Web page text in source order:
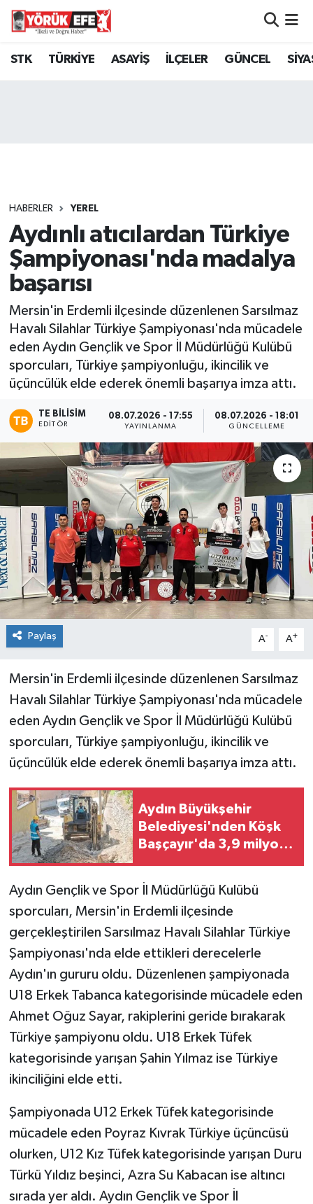
STK TÜRKİYE ASAYİŞ İLÇELER GÜNCEL
HABERLER YEREL
Aydınlı atıcılardan Türkiye
Şampiyonası'nda madalya
başarısı
Mersin'in Erdemli ilçesinde düzenlenen Sarsılmaz
Havalı Silahlar Türkiye Şampiyonası'nda mücadele
eden Aydın Gençlik ve Spor İl Müdürlüğü Kulübü
sporcuları, Türkiye şampiyonluğu, ikincilik ve
üçüncülük elde ederek önemli başarıya imza attı.
TE BILISIM
EDITÖR
08.07.2026 - 17:55
YAYINLANMA
08.07.2026 - 18:01
GÜNCELLEME
Paylaş A- A+
Mersin'in Erdemli ilçesinde düzenlenen Sarsılmaz
Havalı Silahlar Türkiye Şampiyonası'nda mücadele
eden Aydın Gençlik ve Spor İl Müdürlüğü Kulübü
sporcuları, Türkiye şampiyonluğu, ikincilik ve
üçüncülük elde ederek önemli başarıya imza attı.
Aydın Büyükşehir
Belediyesi'nden Köşk
Başçayır'da 3,9 milyon
Aydın Gençlik ve Spor İl Müdürlüğü Kulübü
sporcuları, Mersin'in Erdemli ilçesinde
gerçekleştirilen Sarsılmaz Havalı Silahlar Türkiye
Şampiyonası'nda elde ettikleri derecelerle
Aydın'ın gururu oldu. Düzenlenen şampiyonada
U18 Erkek Tabanca kategorisinde mücadele eden
Ahmet Oğuz Sayar, rakiplerini geride bırakarak
Türkiye şampiyonu oldu. U18 Erkek Tüfek
kategorisinde yarışan Şahin Yılmaz ise Türkiye
ikinciliğini elde etti.
Şampiyonada U12 Erkek Tüfek kategorisinde
mücadele eden Poyraz Kıvrak Türkiye üçüncüsü
olurken, U12 Kız Tüfek kategorisinde yarışan Duru
Türkü Yıldız beşinci, Azra Su Kabacan ise altıncı
sırada yer aldı. Aydın Gençlik ve Spor İl
Aydın Nöbetçi Eczaneler
Tüm Manşetler
Son Dakika Haberleri
Haber Arşivi